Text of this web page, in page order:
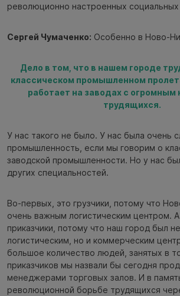
революционно настроенных
Сергей Чумаченко: Особенно в Ново-
Дело в том, что в нашем городе
классическом промышленном
работает на заводах с огромным
трудящихся.
У нас такого не было. У нас была очень
промышленность, если мы говорим о
заводской промышленности. Но у нас
других специальностей.
Во-первых, это грузчики, потому что
очень важным логистическим центром.
приказчики, потому что наш город был
логистическим, но и коммерческим
большое количество людей, занятых в
приказчиков мы назвали бы сегодня
менеджерами торговых залов. И в
революционной борьбе трудящихся